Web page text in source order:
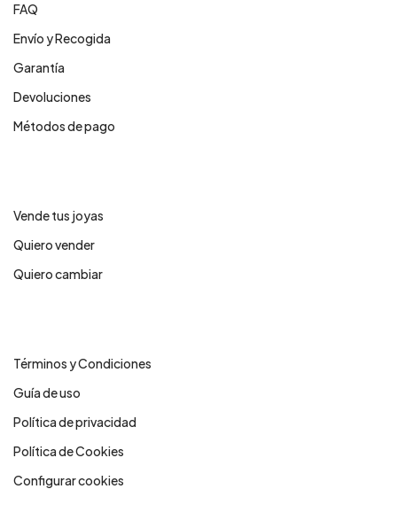
FAQ
Envío y Recogida
Garantía
Devoluciones
Métodos de pago
Vende tus joyas
Quiero vender
Quiero cambiar
Términos y Condiciones
Guía de uso
Política de privacidad
Política de Cookies
Configurar cookies